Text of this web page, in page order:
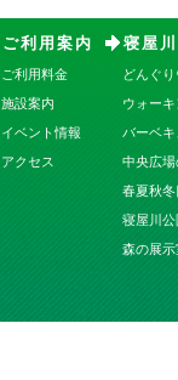
ご利用案内
ご利用料金
施設案内
イベント情報
アクセス
寝屋
どんぐ
ウォー
バーベキ
中央広
春夏秋
寝屋川
森の展示